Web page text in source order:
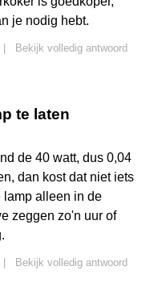
je nodig hebt.
Bekijk volledig antwoord
te laten
de 40 watt, dus 0,04
dan kost dat niet iets
lamp alleen in de
zeggen zo'n uur of
Bekijk volledig antwoord